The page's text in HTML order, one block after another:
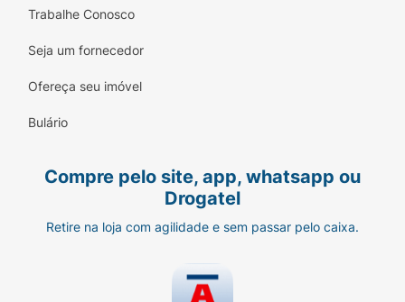
Trabalhe Conosco
Seja um fornecedor
Ofereça seu imóvel
Bulário
Compre pelo site, app, whatsapp ou
Drogatel
Retire na loja com agilidade e sem passar pelo caixa.